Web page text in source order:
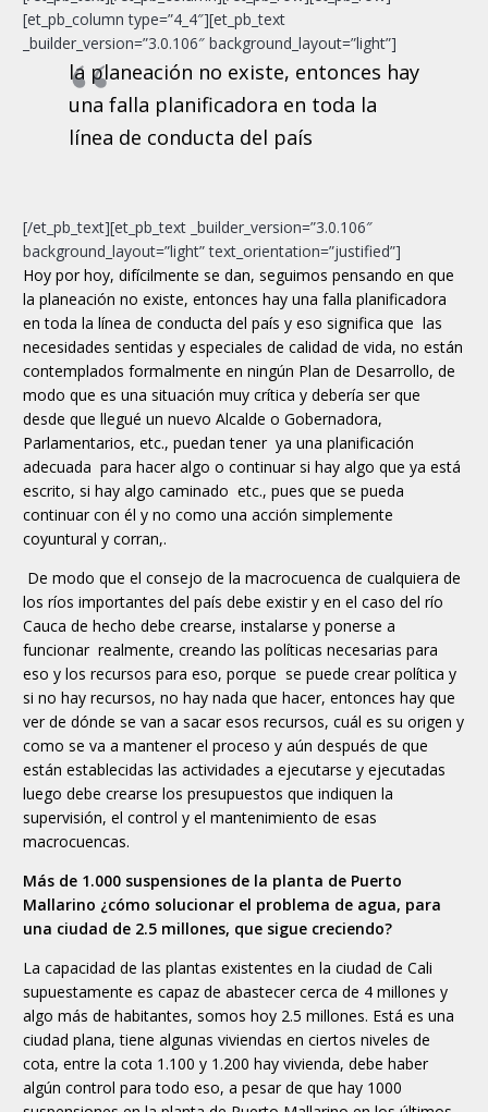
[et_pb_column type=”4_4″][et_pb_text
_builder_version=”3.0.106″ background_layout=”light”]
la planeación no existe, entonces hay
una falla planificadora en toda la
línea de conducta del país
[/et_pb_text][et_pb_text _builder_version=”3.0.106″
background_layout=”light” text_orientation=”justified”]
Hoy por hoy, difícilmente se dan, seguimos pensando en que
la planeación no existe, entonces hay una falla planificadora
en toda la línea de conducta del país y eso significa que las
necesidades sentidas y especiales de calidad de vida, no están
contemplados formalmente en ningún Plan de Desarrollo, de
modo que es una situación muy crítica y debería ser que
desde que llegué un nuevo Alcalde o Gobernadora,
Parlamentarios, etc., puedan tener ya una planificación
adecuada para hacer algo o continuar si hay algo que ya está
escrito, si hay algo caminado etc., pues que se pueda
continuar con él y no como una acción simplemente
coyuntural y corran,.
De modo que el consejo de la macrocuenca de cualquiera de
los ríos importantes del país debe existir y en el caso del río
Cauca de hecho debe crearse, instalarse y ponerse a
funcionar realmente, creando las políticas necesarias para
eso y los recursos para eso, porque se puede crear política y
si no hay recursos, no hay nada que hacer, entonces hay que
ver de dónde se van a sacar esos recursos, cuál es su origen y
como se va a mantener el proceso y aún después de que
están establecidas las actividades a ejecutarse y ejecutadas
luego debe crearse los presupuestos que indiquen la
supervisión, el control y el mantenimiento de esas
macrocuencas.
Más de 1.000 suspensiones de la planta de Puerto
Mallarino ¿cómo solucionar el problema de agua, para
una ciudad de 2.5 millones, que sigue creciendo?
La capacidad de las plantas existentes en la ciudad de Cali
supuestamente es capaz de abastecer cerca de 4 millones y
algo más de habitantes, somos hoy 2.5 millones. Está es una
ciudad plana, tiene algunas viviendas en ciertos niveles de
cota, entre la cota 1.100 y 1.200 hay vivienda, debe haber
algún control para todo eso, a pesar de que hay 1000